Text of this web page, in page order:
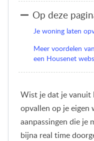
Op deze
Je woning laten
Meer voordelen
een Housenet
Wist je dat je vanuit
opvallen op je eigen
aanpassingen die je
bijna real time